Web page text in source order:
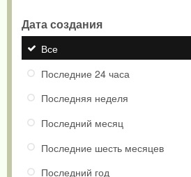
Дата создания
Все
Последние 24 часа
Последняя неделя
Последний месяц
Последние шесть месяцев
Последний год